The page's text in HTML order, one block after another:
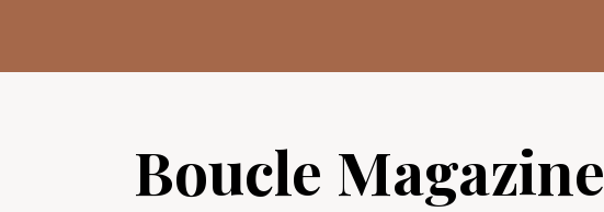
contenu
Boucle Magazine